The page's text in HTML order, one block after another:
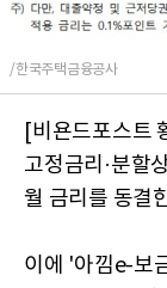
/한국주택금융공사
[비욘드포스트
고정금리·분할
월 금리를 동결
이에 '아낌e-보